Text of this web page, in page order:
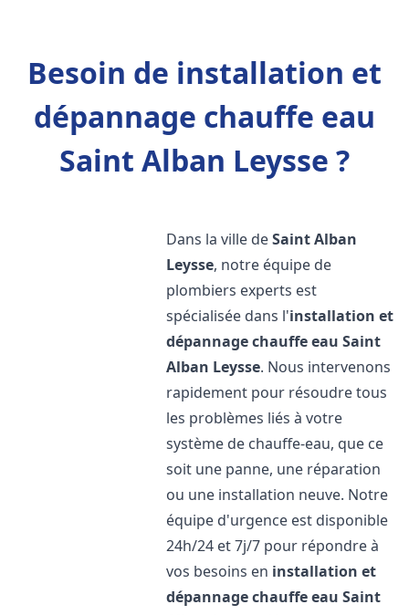
Besoin de installation et
dépannage chauffe eau
Saint Alban Leysse ?
Dans la ville deSaint Alban
Leysse, notre équipe de
plombiers experts est
spécialisée dans l'installation et
dépannage chauffe eau Saint
Alban Leysse. Nous intervenons
rapidement pour résoudre tous
les problèmes liés à votre
système de chauffe-eau, que ce
soit une panne, une réparation
ou une installation neuve. Notre
équipe d'urgence est disponible
24h/24 et 7j/7 pour répondre à
vos besoins en installation et
dépannage chauffe eau Saint